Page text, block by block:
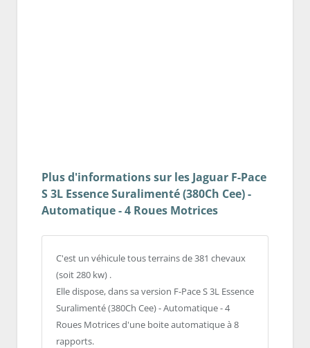
Plus d'informations sur les Jaguar F-Pace
S 3L Essence Suralimenté (380Ch Cee) -
Automatique - 4 Roues Motrices
C'est un véhicule tous terrains de 381 chevaux
(soit 280 kw) .
Elle dispose, dans sa version F-Pace S 3L Essence
Suralimenté (380Ch Cee) - Automatique - 4
Roues Motrices d'une boite automatique à 8
rapports.